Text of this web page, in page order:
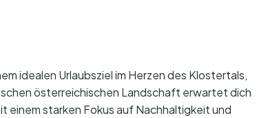
idealen Urlaubsziel im Herzen des Klostertals,
österreichischen Landschaft erwartet dich
einem starken Fokus auf Nachhaltigkeit und